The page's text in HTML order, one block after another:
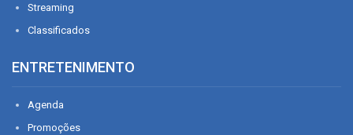
Streaming
Classificados
ENTRETENIMENTO
Agenda
Promoções